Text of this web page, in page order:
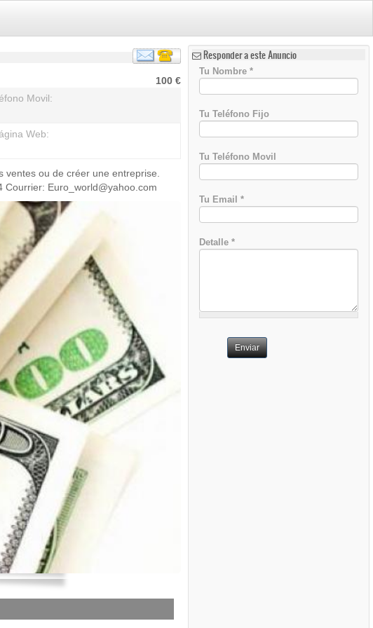
100 €
Movil:
Web:
ou de créer une entreprise.
Euro_world@yahoo.com
Responder a este Anuncio
Tu Nombre*
Tu Teléfono Fijo
Tu Teléfono Movil
Tu Email*
Detalle*
Enviar